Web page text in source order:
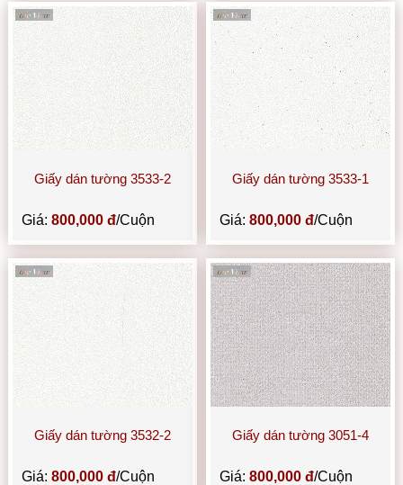
Giấy dán tường 3533-2
Giá:800,000 đ/Cuộn
Giấy dán tường 3533-1
Giá: 800,000 đ/Cuộn
Giấy dán tường 3532-2
Giá:800,000 đ/Cuộn
Giấy dán tường 3051-4
Giá: 800,000 đ/Cuộn